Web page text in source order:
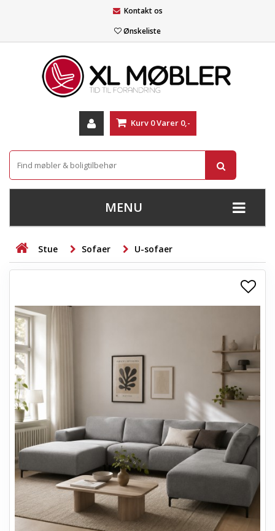
Kontakt os
Ønskeliste
Kurv 0Varer 0,-
MENU
+
STUE
+
+
SOVEVÆRELSE
+
KONTORMØBLER
+
OPBEVARING
TÆPPER
+
LAMPER
+
ENTREMØBLER
HAVEMØBLER
OUTLET
Stue Sofaer U-sofaer